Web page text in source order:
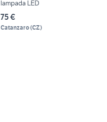
lampada LED
75 €
Catanzaro(CZ)